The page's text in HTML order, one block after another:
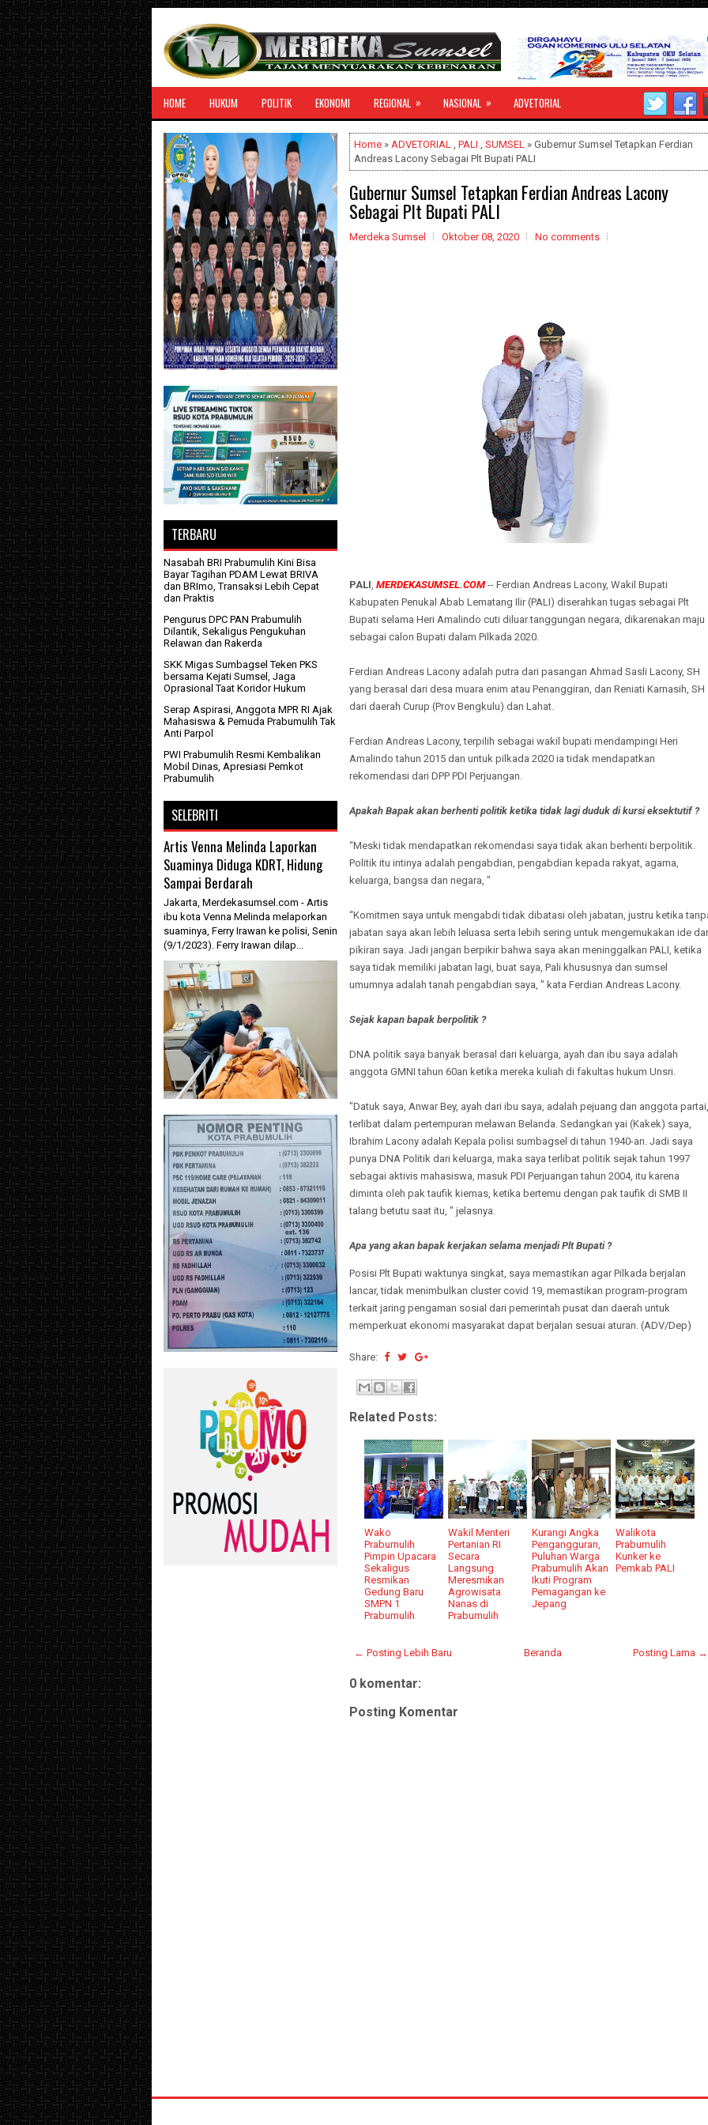
HOME HUKUM POLITIK EKONOMI REGIONAL » NASIONAL » ADVETORIAL
Home » ADVETORIAL , PALI , SUMSEL » Gubernur Sumsel Tetapkan Ferdian
Andreas Lacony Sebagai Plt Bupati PALI
Gubernur Sumsel Tetapkan Ferdian Andreas Lacony
Sebagai Plt Bupati PALI
Merdeka Sumsel Oktober 08, 2020 No comments
PALI, MERDEKASUMSEL.COM -- Ferdian Andreas Lacony, Wakil Bupati
Kabupaten Penukal Abab Lematang Ilir (PALI) diserahkan tugas sebagai Plt
Bupati selama Heri Amalindo cuti diluar tanggungan negara, dikarenakan maju
sebagai calon Bupati dalam Pilkada 2020.
Ferdian Andreas Lacony adalah putra dari pasangan Ahmad Sasli Lacony, SH
yang berasal dari desa muara enim atau Penanggiran, dan Reniati Karnasih, SH
dari daerah Curup (Prov Bengkulu) dan Lahat.
Ferdian Andreas Lacony, terpilih sebagai wakil bupati mendampingi Heri
Amalindo tahun 2015 dan untuk pilkada 2020 ia tidak mendapatkan
rekomendasi dari DPP PDI Perjuangan.
Apakah Bapak akan berhenti politik ketika tidak lagi duduk di kursi eksektutif ?
“Meski tidak mendapatkan rekomendasi saya tidak akan berhenti berpolitik.
Politik itu intinya adalah pengabdian, pengabdian kepada rakyat, agama,
keluarga, bangsa dan negara, "
“Komitmen saya untuk mengabdi tidak dibatasi oleh jabatan, justru ketika
jabatan saya akan lebih leluasa serta lebih sering untuk mengemukakan ide
pikiran saya. Jadi jangan berpikir bahwa saya akan meninggalkan PALI, ketika
saya tidak memiliki jabatan lagi, buat saya, Pali khususnya dan sumsel
umumnya adalah tanah pengabdian saya, " kata Ferdian Andreas Lacony.
Sejak kapan bapak berpolitik ?
DNA politik saya banyak berasal dari keluarga, ayah dan ibu saya adalah
anggota GMNI tahun 60an ketika mereka kuliah di fakultas hukum Unsri.
"Datuk saya, Anwar Bey, ayah dari ibu saya, adalah pejuang dan anggota partai,
terlibat dalam pertempuran melawan Belanda. Sedangkan yai (Kakek) saya,
Ibrahim Lacony adalah Kepala polisi sumbagsel di tahun 1940-an. Jadi saya
punya DNA Politik dari keluarga, maka saya terlibat politik sejak tahun 1997
sebagai aktivis mahasiswa, masuk PDI Perjuangan tahun 2004, itu karena
diminta oleh pak taufik kiemas, ketika bertemu dengan pak taufik di SMB II
talang betutu saat itu, " jelasnya.
Apa yang akan bapak kerjakan selama menjadi Plt Bupati ?
Posisi Plt Bupati waktunya singkat, saya memastikan agar Pilkada berjalan
lancar, tidak menimbulkan cluster covid 19, memastikan program-program
terkait jaring pengaman sosial dari pemerintah pusat dan daerah untuk
memperkuat ekonomi masyarakat dapat berjalan sesuai aturan. (ADV/Dep)
Share:
Related Posts:
Wako
Prabumulih
Pimpin Upacara
Sekaligus
Resmikan
Gedung Baru
SMPN 1
Prabumulih
Wakil Menteri
Pertanian RI
Secara
Langsung
Meresmikan
Agrowisata
Nanas di
Prabumulih
Kurangi Angka
Pengangguran,
Puluhan Warga
Prabumulih Akan
Ikuti Program
Pemagangan ke
Jepang
Walikota
Prabumulih
Kunker ke
Pemkab PALI
← Posting Lebih Baru Posting Lama →
Beranda
0 komentar:
Posting Komentar
TERBARU
Nasabah BRI Prabumulih Kini Bisa
Bayar Tagihan PDAM Lewat BRIVA
dan BRImo, Transaksi Lebih Cepat
dan Praktis
Pengurus DPC PAN Prabumulih
Dilantik, Sekaligus Pengukuhan
Relawan dan Rakerda
SKK Migas Sumbagsel Teken PKS
bersama Kejati Sumsel, Jaga
Oprasional Taat Koridor Hukum
Serap Aspirasi, Anggota MPR RI Ajak
Mahasiswa & Pemuda Prabumulih Tak
Anti Parpol
PWI Prabumulih Resmi Kembalikan
Mobil Dinas, Apresiasi Pemkot
Prabumulih
SELEBRITI
Artis Venna Melinda Laporkan
Suaminya Diduga KDRT, Hidung
Sampai Berdarah
Jakarta, Merdekasumsel.com - Artis
ibu kota Venna Melinda melaporkan
suaminya, Ferry Irawan ke polisi, Senin
(9/1/2023). Ferry Irawan dilap...